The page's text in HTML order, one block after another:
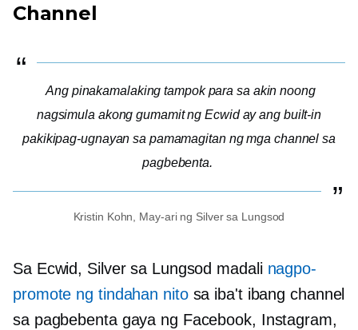
Channel
Ang pinakamalaking tampok para sa akin noong
nagsimula akong gumamit ng Ecwid ay ang built-in
pakikipag-ugnayan sa pamamagitan ng mga channel sa
pagbebenta.
Kristin Kohn, May-ari ng Silver sa Lungsod
Sa Ecwid, Silver sa Lungsod madali nagpo-
promote ng tindahan nitosa iba't ibang channel
sa pagbebenta gaya ng Facebook, Instagram,